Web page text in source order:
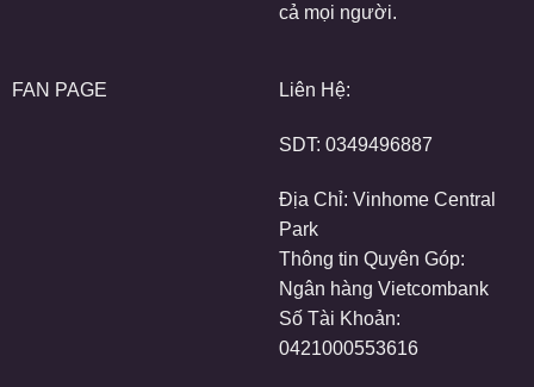
cả mọi người.
FAN PAGE Liên Hệ:
SDT: 0349496887
Địa Chỉ: Vinhome Central
Park
Thông tin Quyên Góp:
Ngân hàng Vietcombank
Số Tài Khoản:
0421000553616